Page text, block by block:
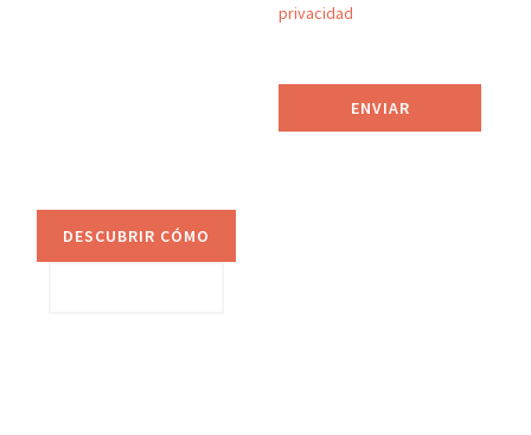
DESCUBRIR CÓMO
privacidad
ENVIAR